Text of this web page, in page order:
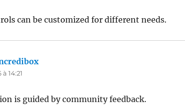
can be customized for different needs.
14:21
is guided by community feedback.